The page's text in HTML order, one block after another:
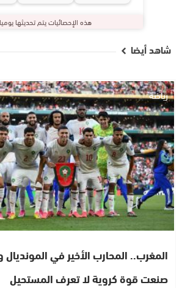
هذه الإحصائيات يتم تحديثها يوميا
شاهد أيضا
رياضة
المغرب.. المحارب الأخير في
صنعت قوة كروية لا تعرف المستحيل